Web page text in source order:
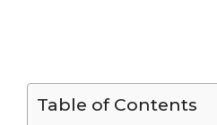
Table of Contents